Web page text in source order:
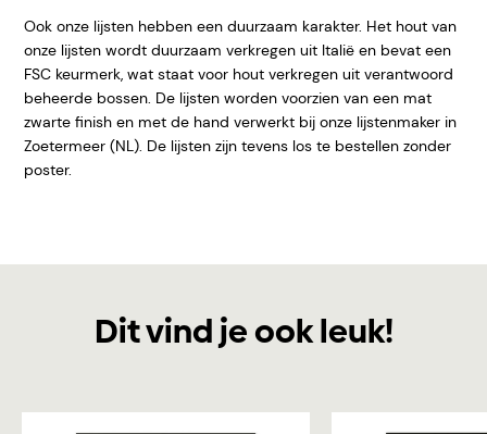
Ook onze lijsten hebben een duurzaam karakter. Het hout van
onze lijsten wordt duurzaam verkregen uit Italië en bevat een
FSC keurmerk, wat staat voor hout verkregen uit verantwoord
beheerde bossen. De lijsten worden voorzien van een mat
zwarte finish en met de hand verwerkt bij onze lijstenmaker in
Zoetermeer (NL). De lijsten zijn tevens los te bestellen zonder
poster.
Dit vind je ook leuk!